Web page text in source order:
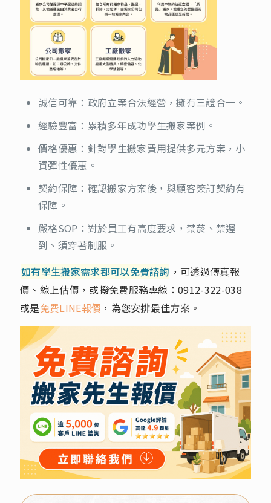
誠信可靠：政府立案合法經營，擁有三證合一。
經驗豐富：累積多年成功學生搬家案例。
價格優惠：針對學生搬家費用提供多元方案，小
資彈性優惠。
契約保障：確認搬家方案後，與顧客簽訂契約有
保障。
嚴格SOP：對於員工有高度要求，禁菸、禁遲
到、須穿著制服。
如有學生搬家需求都可以免費諮詢 ，可透過傳真報
價、線上估價，或撥免費服務專線：0912-322-038
或是免費LINE報價 ，為您安排最佳方案。